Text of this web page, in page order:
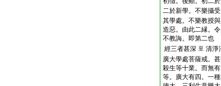
二於新學。不樂攝
其學處。不樂教授
造惡。由此二縁。
不教誨。即第二也
經三者甚深 至 清淨
廣大學處菩薩戒。
殺生等十業。而無
等。廣大有四。一